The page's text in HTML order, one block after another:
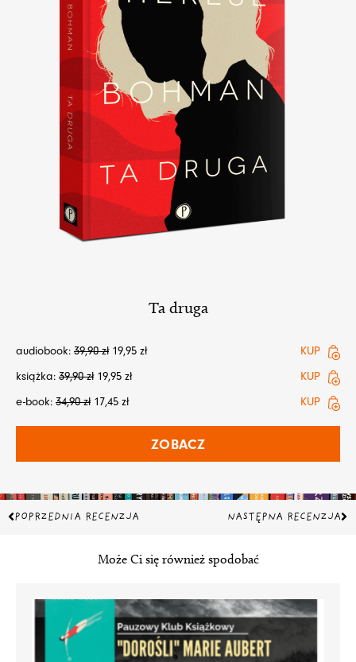
Ta druga
audiobook: 39,90zł 19,95 zł
KUP
książka: 39,90zł 19,95 zł
KUP
e-book: 34,90zł 17,45 zł KUP
ZOBACZ
Prev
POPRZEDNIA RECENZJA NASTĘPNA RECENZJA
Może Ci się również spodobać